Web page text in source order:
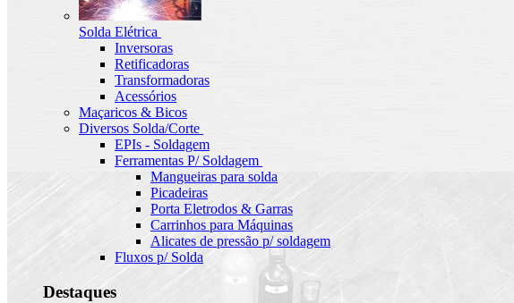
Solda Elétrica
Inversoras
Retificadoras
Transformadoras
Acessórios
Maçaricos & Bicos
Diversos Solda/Corte
EPIs - Soldagem
Ferramentas P/ Soldagem
Mangueiras para solda
Picadeiras
Porta Eletrodos & Garras
Carrinhos para Máquinas
Alicates de pressão p/ soldagem
Fluxos p/ Solda
Destaques